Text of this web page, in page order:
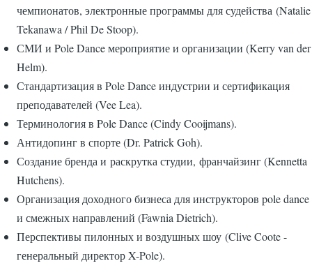
чемпионатов, электронные программы для судейства (Natalie
Tekanawa / Phil De Stoop).
СМИ и Pole Dance мероприятие и организации (Kerry van der
Helm).
Стандартизация в Pole Dance индустрии и сертификация
преподавателей (Vee Lea).
Терминология в Pole Dance (Cindy Cooijmans).
Антидопинг в спорте (Dr. Patrick Goh).
Создание бренда и раскрутка студии, франчайзинг (Kennetta
Hutchens).
Организация доходного бизнеса для инструкторов pole dance
и смежных направлений (Fawnia Dietrich).
Перспективы пилонных и воздушных шоу (Clive Coote -
генеральный директор X-Pole).